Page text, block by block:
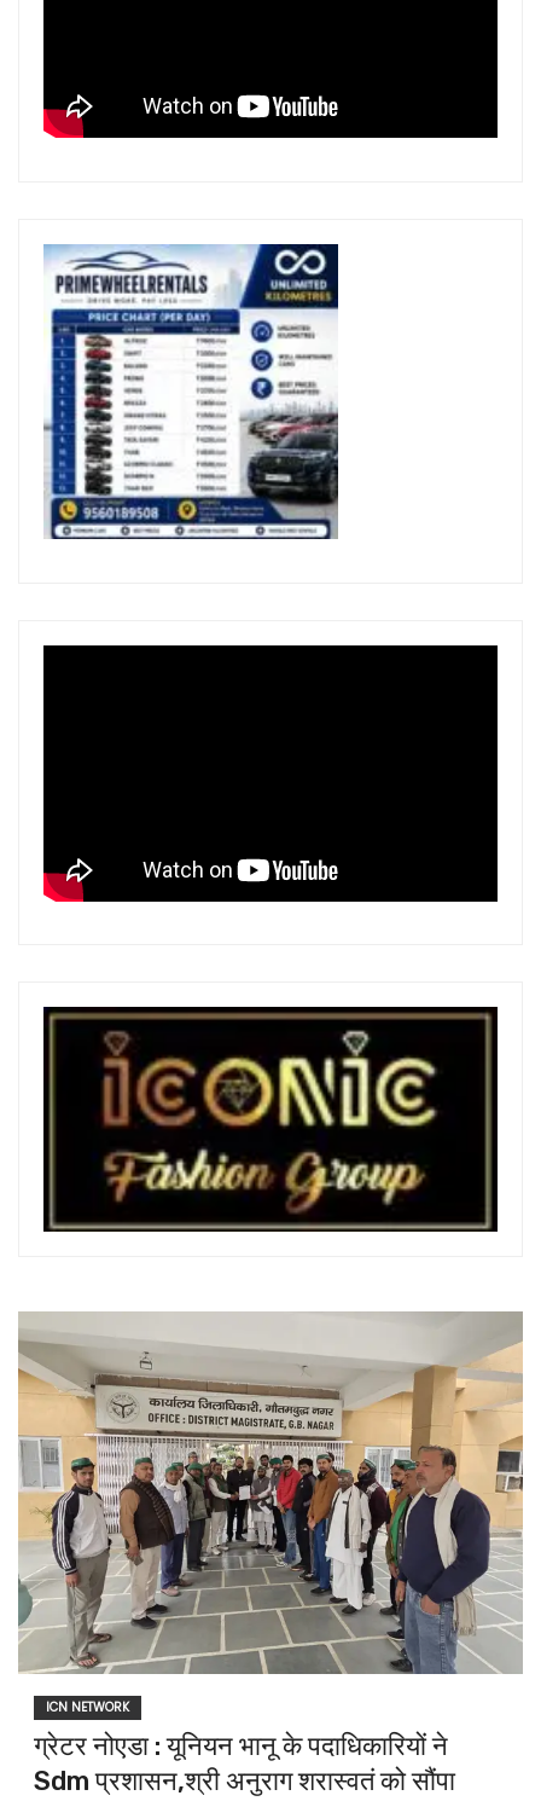
ICN NETWORK
ग्रेटर नोएडा : यूनियन भानू के पदाधिकारियों ने
Sdm प्रशासन,श्री अनुराग शरास्वतं को सौंपा